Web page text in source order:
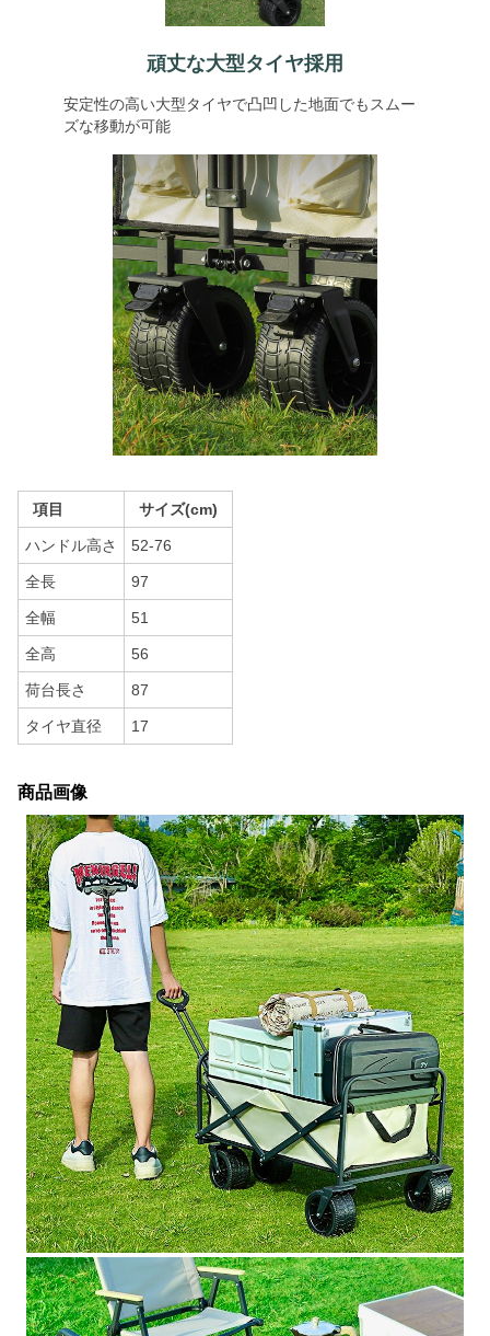
頑丈な大型タイヤ採用
安定性の高い大型タイヤで凸凹した地面でもスムー
ズな移動が可能
項目 サイズ(cm)
ハンドル高さ 52-76
全長 97
全幅 51
全高 56
荷台長さ 87
タイヤ直径 17
商品画像